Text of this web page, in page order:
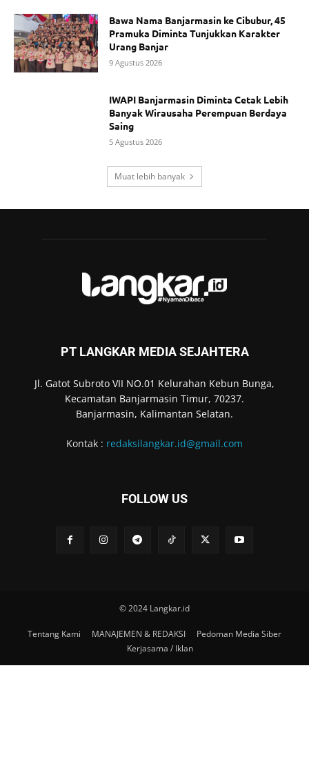
Bawa Nama Banjarmasin ke Cibubur, 45
Pramuka Diminta Tunjukkan Karakter
Urang Banjar
9 Agustus 2026
IWAPI Banjarmasin Diminta Cetak Lebih
Banyak Wirausaha Perempuan Berdaya
Saing
5 Agustus 2026
Muat lebih banyak
PT LANGKAR MEDIA SEJAHTERA
Jl. Gatot Subroto VII NO.01 Kelurahan Kebun Bunga,
Kecamatan Banjarmasin Timur, 70237.
Banjarmasin, Kalimantan Selatan.
Kontak : redaksilangkar.id@gmail.com
FOLLOW US
© 2024 Langkar.id
Tentang Kami MANAJEMEN & REDAKSI
Pedoman Media Siber
Kerjasama / Iklan